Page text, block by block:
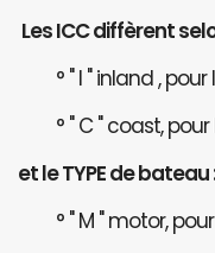
Les ICC diffèrent
° " I " inland , pour
° " C " coast, pour
et le TYPE de bateau :
° " M " motor,